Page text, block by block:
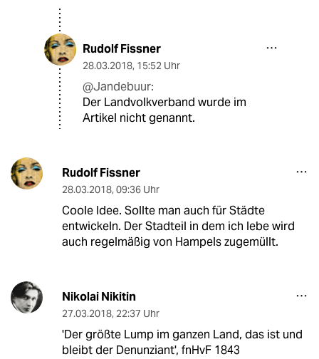
Rudolf Fissner
28.03.2018, 15:52 Uhr
@Jandebuur:
Der Landvolkverband wurde im
Artikel nicht genannt.
Rudolf Fissner
28.03.2018, 09:36 Uhr
Coole Idee. Sollte man auch für Städte
entwickeln. Der Stadteil in dem ich lebe wird
auch regelmäßig von Hampels zugemüllt.
Nikolai Nikitin
27.03.2018, 22:37 Uhr
'Der größte Lump im ganzen Land, das ist und
bleibt der Denunziant', fnHvF 1843